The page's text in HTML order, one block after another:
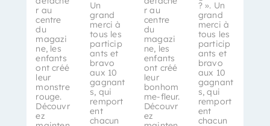
r au
centre
du
magazi
ne, les
enfants
ont créé
leur
monstre
rouge.
Découvr
ez
Un
grand
merci à
tous les
particip
ants et
bravo
aux 10
gagnant
s, qui
remport
ent
chacun
r au
centre
du
magazi
ne, les
enfants
ont créé
leur
bonhom
me-fleur.
Découvr
ez
? ». Un
grand
merci à
tous les
particip
ants et
bravo
aux 10
gagnant
s, qui
remport
ent
chacun